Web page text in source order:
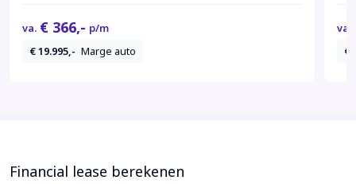
va. € 366,- p/m
€ 19.995,- Marge auto
va.
€
Financial lease berekenen